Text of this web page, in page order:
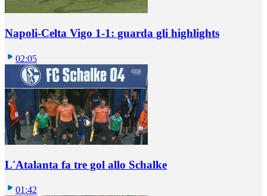
Napoli-Celta Vigo 1-1: guarda gli highlights
02:05
L'Atalanta fa tre gol allo Schalke
01:42